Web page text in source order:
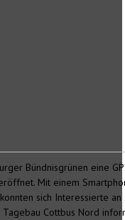
Bündnisgrünen eine
Mit einem
sich Interessierte an
Cottbus Nord